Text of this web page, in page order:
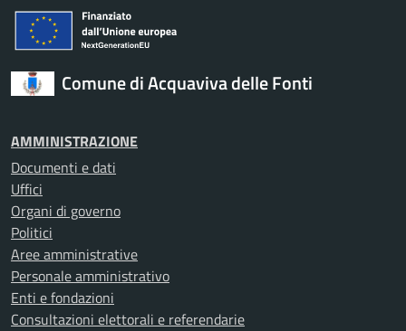
Comune di Acquaviva delle Fonti
AMMINISTRAZIONE
Documenti e dati
Uffici
Organi di governo
Politici
Aree amministrative
Personale amministrativo
Enti e fondazioni
Consultazioni elettorali e referendarie